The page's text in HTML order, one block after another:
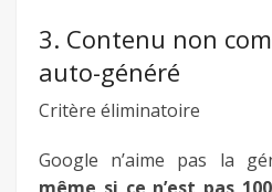
3. Contenu non
auto-généré
Critère éliminatoire
Google n’aime pas la